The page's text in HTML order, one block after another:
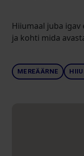
Hiiumaal juba igav
ja kohti mida
MEREÄÄRNE